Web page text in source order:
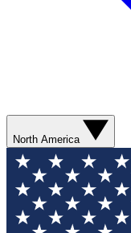
North America